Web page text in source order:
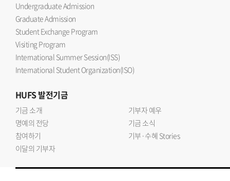
Undergraduate Admission
Graduate Admission
Student Exchange Program
Visiting Program
International Summer Session(ISS)
International Student Organization(ISO)
HUFS발전기금
기금 소개
기부자 예우
명예의 전당
기금 소식
참여하기
기부·수혜 Stories
이달의 기부자